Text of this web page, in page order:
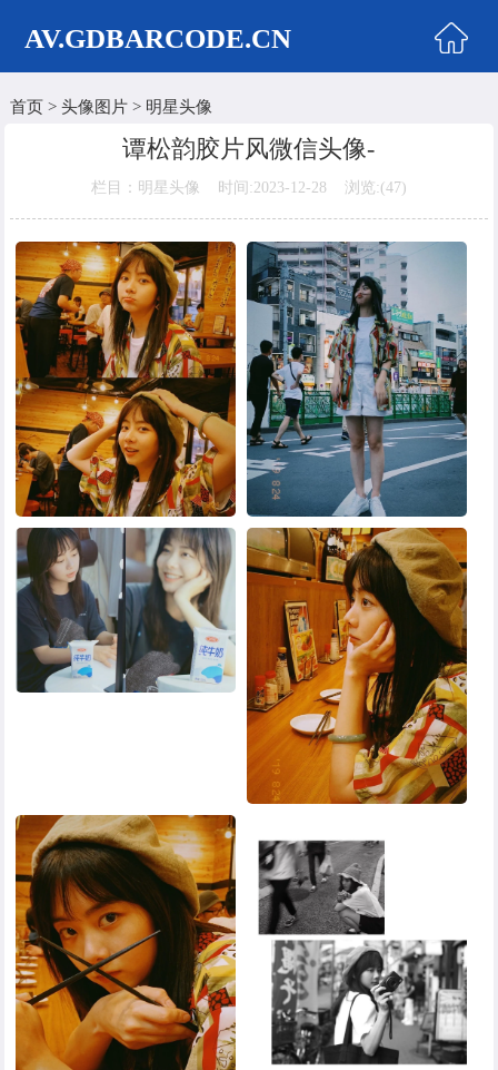
AV.GDBARCODE.CN
首页
女生头像
美女头像
男生头像
明星头像
卡通动漫
黑白头像
其他头像
首页> 头像图片> 明星头像
谭松韵胶片风微信头像-
栏目：明星头像 时间:2023-12-28 浏览:(47)